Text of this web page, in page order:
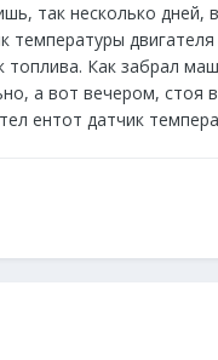
так несколько
Как забрал
а вот вечером, стоя
ентот датчик